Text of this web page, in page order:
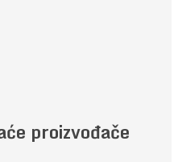
proizvođače